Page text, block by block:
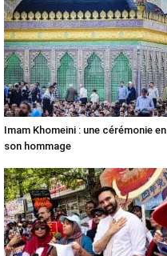
Imam Khomeini : une cérémonie en
son hommage